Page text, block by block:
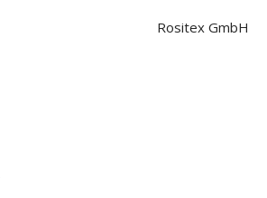
Rositex GmbH